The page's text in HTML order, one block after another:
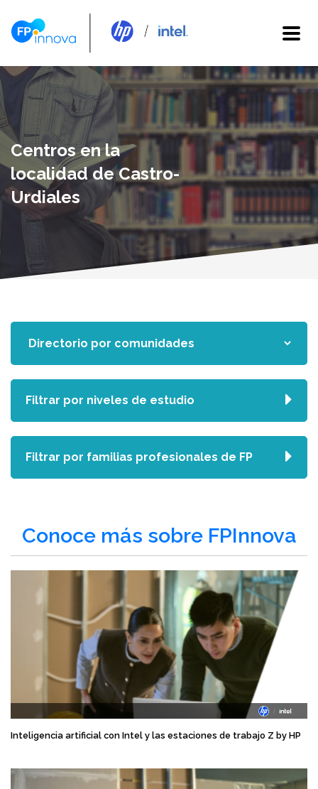
Centros en la
localidad de Castro-
Urdiales
Conoce más sobre FPInnova
Inteligencia artificial con Intel y las estaciones de trabajo Z by HP
Filtrar por niveles de estudio
Filtrar por familias profesionales de FP